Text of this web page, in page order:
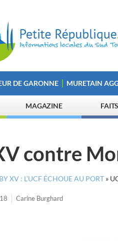
DE GARONNE MURETAIN
MAGAZINE
contre
XV : L’UCF ÉCHOUE AU PORT »
Carine Burghard